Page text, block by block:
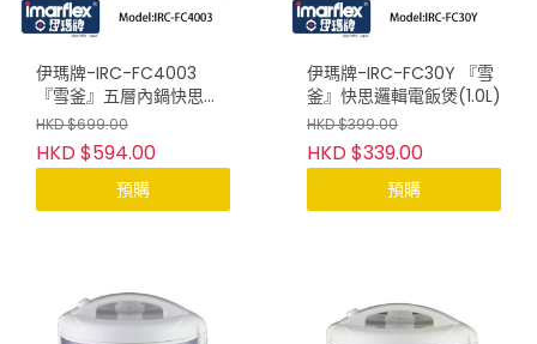
伊瑪牌-IRC-FC4003
『雪釜』五層內鍋快思邏
輯電飯煲(1.5L)
HKD $699.00
HKD $594.00
預購
伊瑪牌-IRC-FC30Y 『雪
釜』快思邏輯電飯煲(1.0L)
HKD $399.00
HKD $339.00
預購